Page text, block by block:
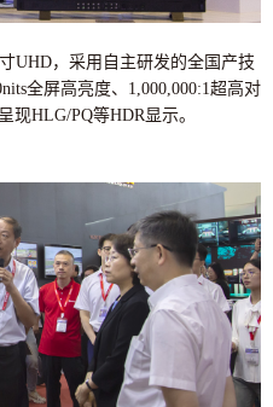
UHD，采用自主研发的全国产技
全屏高亮度、1,000,000:1超高对
现HLG/PQ等HDR显示。